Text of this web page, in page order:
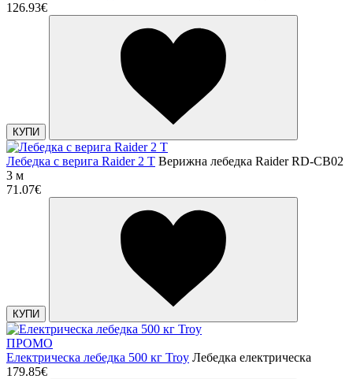
126.93€
КУПИ
Лебедка с верига Raider 2 Т Верижна лебедка Raider RD-CB02
3 м
71.07€
КУПИ
ПРОМО
Електрическа лебедка 500 кг Troy Лебедка електрическа
179.85€